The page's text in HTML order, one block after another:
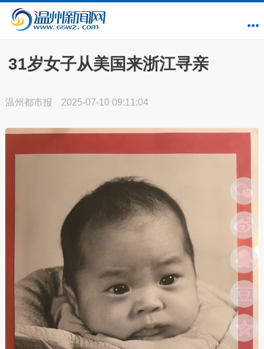
31岁女子从美国来浙江寻亲
温州都市报 2025-07-10 09:11:04